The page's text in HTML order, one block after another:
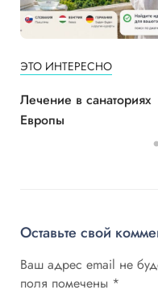
ЭТО ИНТЕРЕСНО
Лечение в санаториях
Европы
Оставьте свой
Ваш адрес email не
поля помечены *